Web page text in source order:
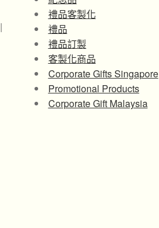
|
禮品客製化
禮品
禮品訂製
客製化商品
Corporate Gifts Singapore
Promotional Products
Corporate Gift Malaysia